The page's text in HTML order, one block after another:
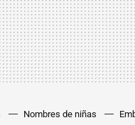
Nombres de niñas